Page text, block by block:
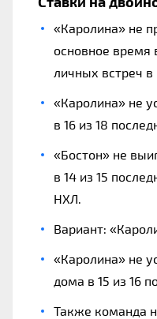
«Каролина» не
основное время
личных встреч в
«Каролина» не
в 16 из 18
«Бостон» не
в 14 из 15
НХЛ.
Вариант:
«Каролина» не
дома в 15 из 16
Также команда